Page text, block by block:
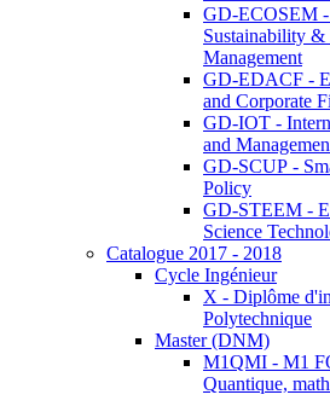
GD-ECOSEM
Sustainability
Management
GD-EDACF -
and Corporate
GD-IOT -
and
GD-SCUP -
Policy
GD-STEEM -
Science
Catalogue 2017 - 2018
Cycle Ingénieur
X - Diplôme
Polytechnique
Master (DNM)
M1QMI - M1
Quantique,